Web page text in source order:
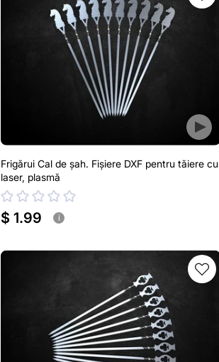
Frigărui Cal de șah. Fișiere DXF pentru tăiere cu
laser, plasmă
$ 1.99 i